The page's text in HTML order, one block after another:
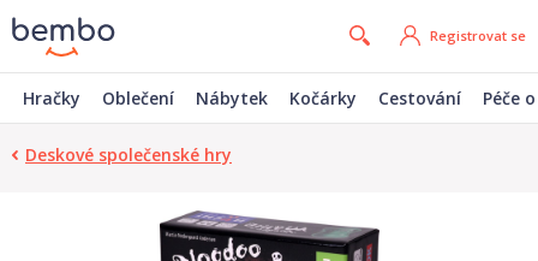
Registrovat se
Hračky Oblečení Nábytek Kočárky Cestování Péče
Deskové společenské hry